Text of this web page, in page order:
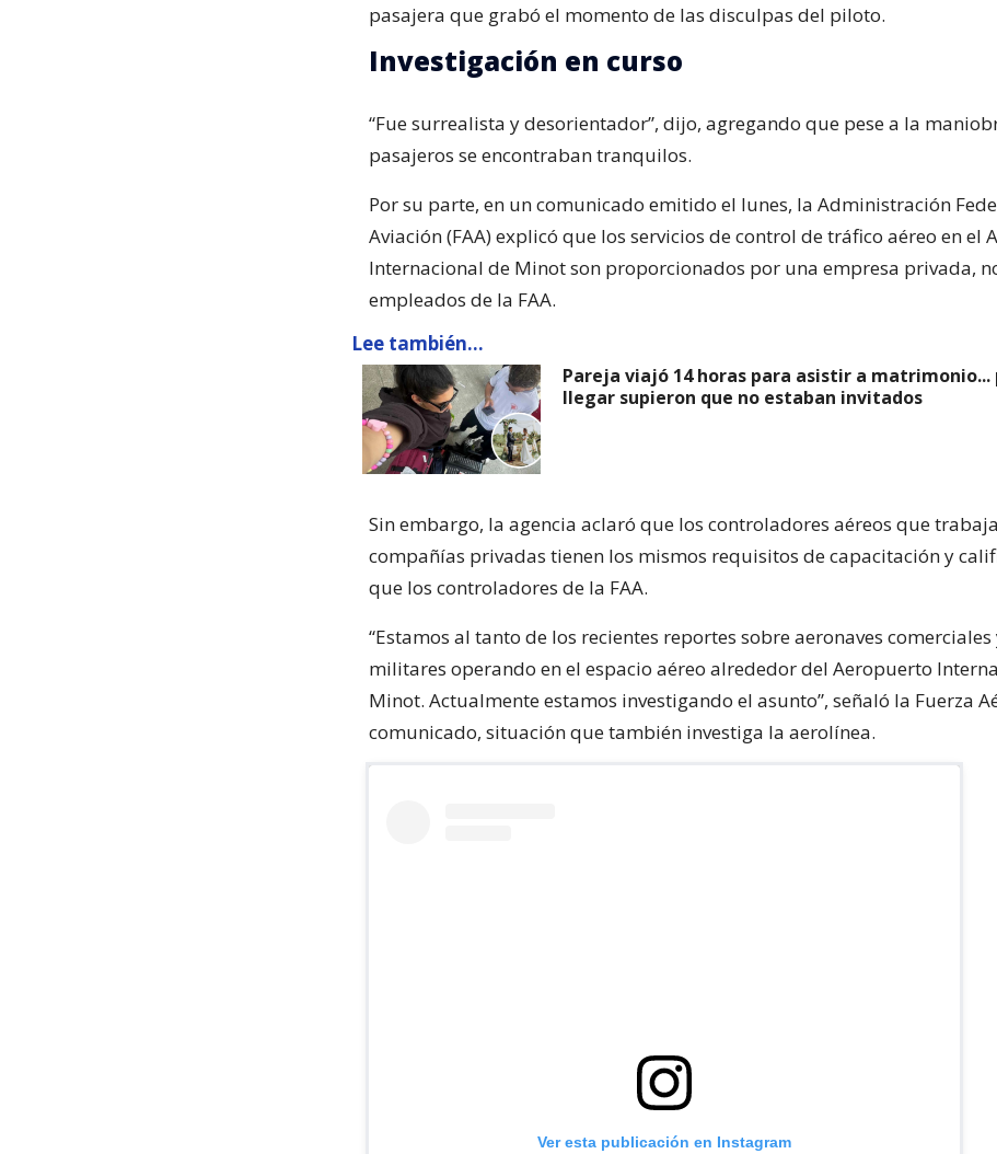
pasajera que grabó el momento de las disculpas del piloto.
Investigación en curso
“Fue surrealista y desorientador”, dijo, agregando que pese a la
pasajeros se encontraban tranquilos.
Por su parte, en un comunicado emitido el lunes, la Administración
Aviación (FAA) explicó que los servicios de control de tráfico aéreo en el
Internacional de Minot son proporcionados por una empresa privada,
empleados de la FAA.
Lee también...
Pareja viajó 14 horas para asistir a matrimonio...
llegar supieron que no estaban invitados
Sin embargo, la agencia aclaró que los controladores aéreos que
compañías privadas tienen los mismos requisitos de capacitación y
que los controladores de la FAA.
“Estamos al tanto de los recientes reportes sobre aeronaves comerciales
militares operando en el espacio aéreo alrededor del Aeropuerto
Minot. Actualmente estamos investigando el asunto”, señaló la Fuerza
comunicado, situación que también investiga la aerolínea.
Ver esta publicación en Instagram